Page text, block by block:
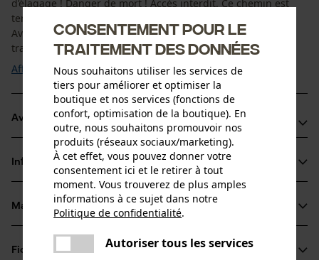
d’élagage ! Danger de mort ! Accès interdit. Ce chemin est
temporairement fermé. Merci pour votre compréhension !
Avec la bannière de signalisation/barrage KOX pour les
travaux d’élagage, vous pouvez ...
Afficher plus
Avantages du produit
Bannière de barrage spécialement conçue pour les
travaux d’élagage
Avertissements visibles
Permet le barrage des chemins
Informations sur le produit
Détails du produit
Groupe dâge
Matériau & entretien
Fiches techniques
Consentement pour le
traitement des données
Nous souhaitons utiliser les services de
tiers pour améliorer et optimiser la
boutique et nos services (fonctions de
confort, optimisation de la boutique). En
outre, nous souhaitons promouvoir nos
produits (réseaux sociaux/marketing).
À cet effet, vous pouvez donner votre
consentement ici et le retirer à tout
moment. Vous trouverez de plus amples
informations à ce sujet dans notre
Politique de confidentialité.
Autoriser tous les services
Une erreur s'est produite. Veuillez
essayer encore.
partager
partager